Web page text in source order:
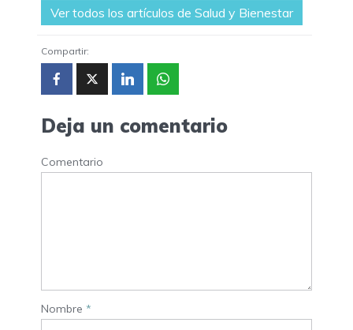
Ver todos los artículos de Salud y Bienestar
Compartir:
Deja un comentario
Comentario
Nombre *